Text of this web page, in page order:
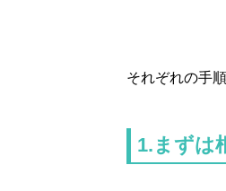
それぞれの手
1. まずは